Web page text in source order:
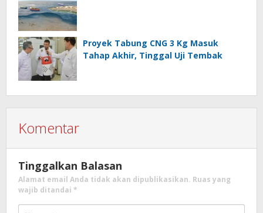
Proyek Tabung CNG 3 Kg Masuk
Tahap Akhir, Tinggal Uji Tembak
Komentar
Tinggalkan Balasan
Alamat email Anda tidak akan dipublikasikan. Ruas yang
wajib ditandai *